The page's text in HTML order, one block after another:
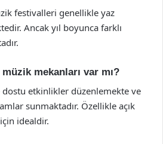
festivalleri genellikle yaz
Ancak yıl boyunca farklı
mekanları var mı?
etkinlikler düzenlemekte ve
sunmaktadır. Özellikle açık
idealdir.